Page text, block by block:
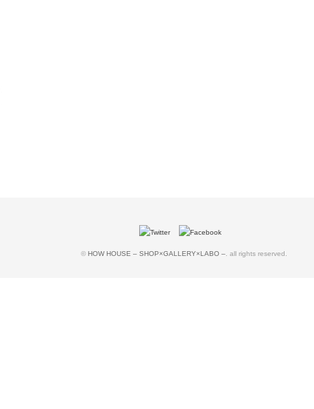
© HOW HOUSE – SHOP×GALLERY×LABO –. all rights reserved.